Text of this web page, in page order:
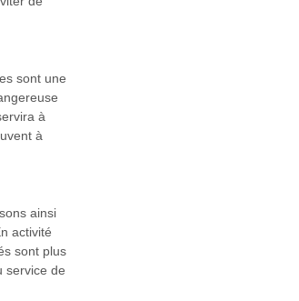
sont une
à
à
ainsi
activité
sont plus
service de